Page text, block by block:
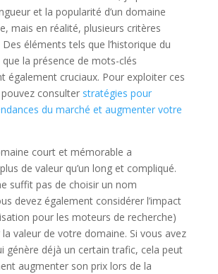
et la popularité d’un domaine
mais en réalité, plusieurs critères
éléments tels que l’historique du
la présence de mots-clés
également cruciaux. Pour exploiter ces
consulter stratégies pour
du marché et augmenter votre
court et mémorable a
de valeur qu’un long et compliqué.
suffit pas de choisir un nom
devez également considérer l’impact
pour les moteurs de recherche)
valeur de votre domaine. Si vous avez
génère déjà un certain trafic, cela peut
augmenter son prix lors de la